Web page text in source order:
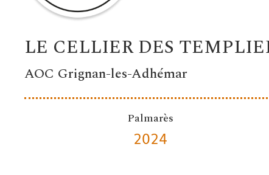
LE CELLIER DES
AOC Grignan-les-Adhémar
Palmarès
2024